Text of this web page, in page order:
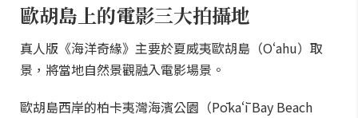
歐胡島上的電影三大拍攝地
真人版《海洋奇緣》主要於夏威夷歐胡島（Oʻahu）取
景，將當地自然景觀融入電影場景。
歐胡島西岸的柏卡夷灣海濱公園（Pōkaʻī Bay Beach